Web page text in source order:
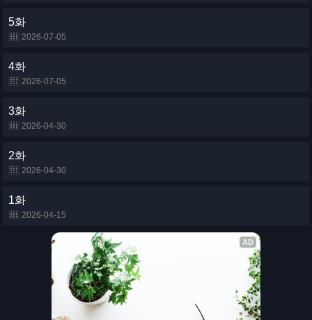
5화
2026-07-05
4화
2026-07-05
3화
2026-04-30
2화
2026-04-30
1화
2026-04-15